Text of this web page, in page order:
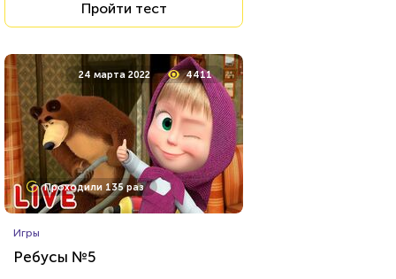
6 мая 2021 10357
Проходили 704 раза
Тест на воображение
Пройти тест
24 марта 2022 4411
Проходили 135 раз
Игры
Ребусы №5